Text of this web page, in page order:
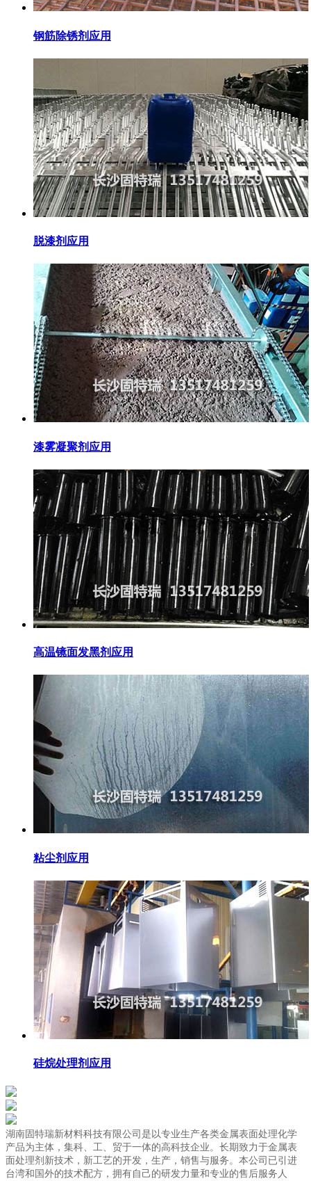
钢筋除锈剂应用
脱漆剂应用
漆雾凝聚剂应用
高温镜面发黑剂应用
粘尘剂应用
硅烷处理剂应用
湖南固特瑞新材料科技有限公司是以专业生产各类金属表面处理化学
产品为主体，集科、工、贸于一体的高科技企业。长期致力于金属表
面处理剂新技术，新工艺的开发，生产，销售与服务。本公司已引进
台湾和国外的技术配方，拥有自己的研发力量和专业的售后服务人